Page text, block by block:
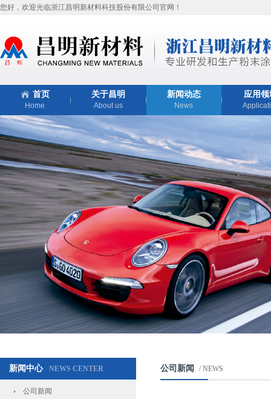
您好，欢迎光临浙江昌明新材料科技股份有限公司官网！
首页
Home
关于昌明
About us
新闻动态
News
应用领
新闻中心 NEWS CENTER
公司新闻
公司新闻 / NEWS